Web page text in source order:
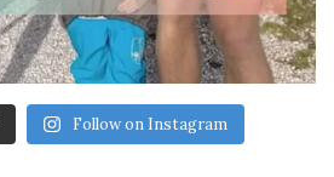
Follow on Instagram